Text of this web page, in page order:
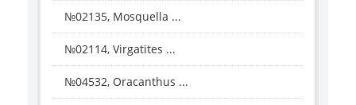
№02135, Mosquella ...
№02114, Virgatites ...
№04532, Oracanthus ...